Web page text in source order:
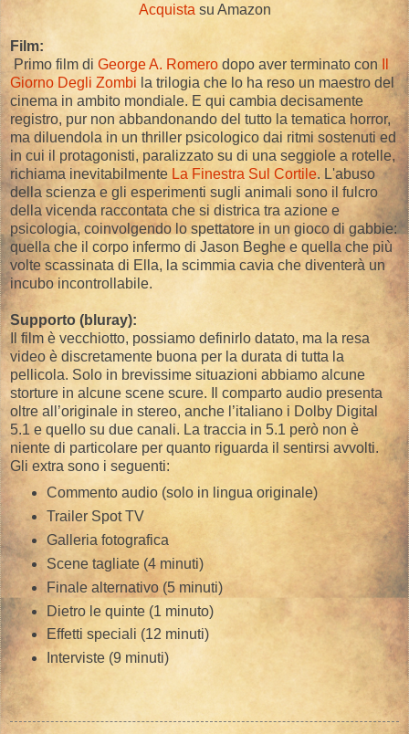
Acquista su Amazon
Film:
Primo film di George A. Romero dopo aver terminato con
Giorno Degli Zombi la trilogia che lo ha reso un maestro del
cinema in ambito mondiale. E qui cambia decisamente
registro, pur non abbandonando del tutto la tematica horror,
ma diluendola in un thriller psicologico dai ritmi sostenuti ed
in cui il protagonisti, paralizzato su di una seggiole a rotelle,
richiama inevitabilmente La Finestra Sul Cortile. L'abuso
della scienza e gli esperimenti sugli animali sono il fulcro
della vicenda raccontata che si districa tra azione e
psicologia, coinvolgendo lo spettatore in un gioco di gabbie:
quella che il corpo infermo di Jason Beghe e quella che più
volte scassinata di Ella, la scimmia cavia che diventerà un
incubo incontrollabile.
Supporto (bluray):
Il film è vecchiotto, possiamo definirlo datato, ma la resa
video è discretamente buona per la durata di tutta la
pellicola. Solo in brevissime situazioni abbiamo alcune
storture in alcune scene scure. Il comparto audio presenta
oltre all’originale in stereo, anche l’italiano i Dolby Digital
5.1 e quello su due canali. La traccia in 5.1 però non è
niente di particolare per quanto riguarda il sentirsi avvolti.
Gli extra sono i seguenti:
Commento audio (solo in lingua originale)
Trailer Spot TV
Galleria fotografica
Scene tagliate (4 minuti)
Finale alternativo (5 minuti)
Dietro le quinte (1 minuto)
Effetti speciali (12 minuti)
Interviste (9 minuti)